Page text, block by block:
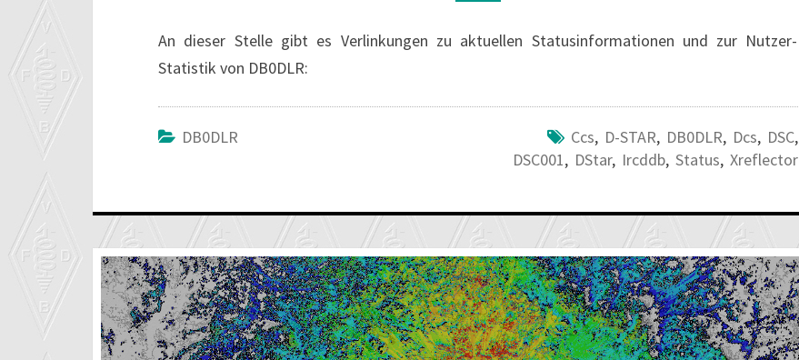
An dieser Stelle gibt es Verlinkungen zu aktuellen Statusinformationen und zur Nutzer-
Statistik von DB0DLR:
DB0DLR Ccs, D-STAR, DB0DLR, Dcs, DSC,
DSC001, DStar, Ircddb, Status, Xreflector